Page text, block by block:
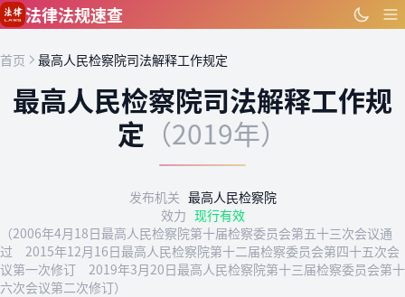
跳到主要内容
法律法规速查
首页 最高人民检察院司法解释工作规定
最高人民检察院司法解释工作规
定 （2019年）
发布机关 最高人民检察院
效力 现行有效
（2006年4月18日最高人民检察院第十届检察委员会第五十三次会议通
过 2015年12月16日最高人民检察院第十二届检察委员会第四十五次会
议第一次修订 2019年3月20日最高人民检察院第十三届检察委员会第十
六次会议第二次修订）